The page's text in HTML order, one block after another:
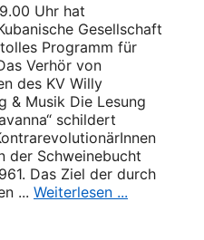
Uhr hat
Gesellschaft
Programm für
Verhör von
des KV Willy
& Musik Die Lesung
schildert
der Schweinebucht
Das Ziel der durch
... Weiterlesen ...